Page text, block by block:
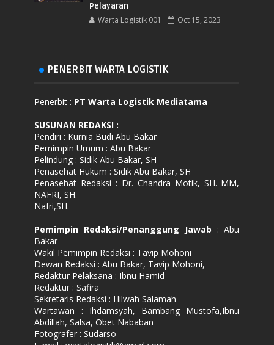
Pelayaran
Warta Logistik 001 Oct 15, 2023
PENERBIT WARTA LOGISTIK
Penerbit : PT Warta Logistik Mediatama
SUSUNAN REDAKSI :
Pendiri : Kurnia Budi Abu Bakar
Pemimpin Umum : Abu Bakar
Pelindung : Sidik Abu Bakar, SH
Penasehat Hukum : Sidik Abu Bakar, SH
Penasehat Redaksi : Dr. Chandra Motik, SH. MM,
NAFRI, SH.
Nafri,SH.
Pemimpin Redaksi/Penanggung Jawab : Abu
Bakar
Wakil Pemimpin Redaksi : Tavip Mohoni
Dewan Redaksi : Abu Bakar, Tavip Mohoni,
Redaktur Pelaksana : Ibnu Hamid
Redaktur : Safira
Sekretaris Redaksi : Hilwah Salamah
Wartawan : Ihdamsyah, Bambang Mustofa,Ibnu
Abdillah, Salsa, Obet Nababan
Fotografer : Sudarso